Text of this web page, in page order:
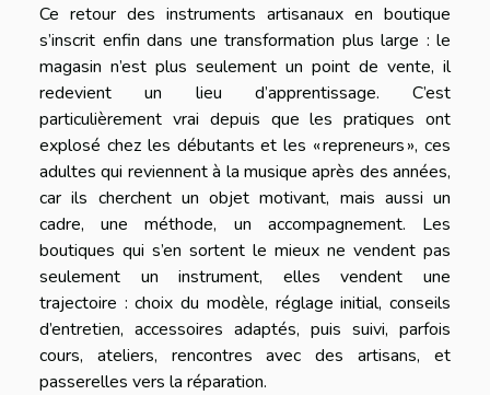
Ce retour des instruments artisanaux en boutique
s’inscrit enfin dans une transformation plus large : le
magasin n’est plus seulement un point de vente, il
redevient un lieu d’apprentissage. C’est
particulièrement vrai depuis que les pratiques ont
explosé chez les débutants et les « repreneurs », ces
adultes qui reviennent à la musique après des années,
car ils cherchent un objet motivant, mais aussi un
cadre, une méthode, un accompagnement. Les
boutiques qui s’en sortent le mieux ne vendent pas
seulement un instrument, elles vendent une
trajectoire : choix du modèle, réglage initial, conseils
d’entretien, accessoires adaptés, puis suivi, parfois
cours, ateliers, rencontres avec des artisans, et
passerelles vers la réparation.